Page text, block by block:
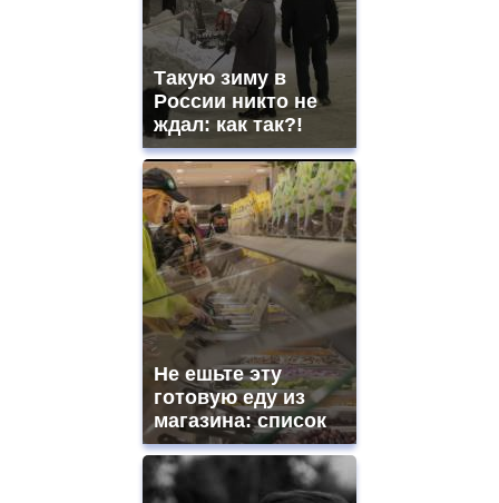
Такую зиму в
России никто не
ждал: как так?!
Не ешьте эту
готовую еду из
магазина: список